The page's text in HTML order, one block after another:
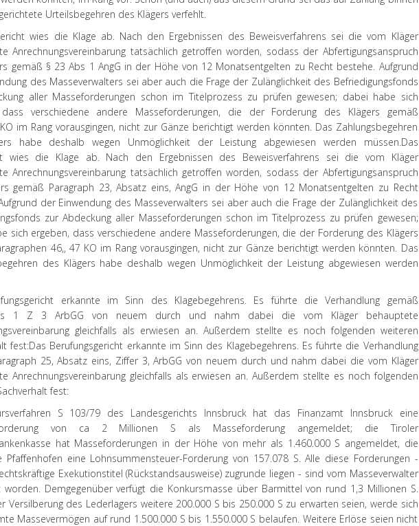
Urteilsbegehren des Klägers verfehlt.
wies die Klage ab. Nach den Ergebnissen des Beweisverfahrens sei die vom Kläger
Anrechnungsvereinbarung tatsächlich getroffen worden, sodass der Abfertigungsanspruch
gemäß § 23 Abs 1 AngG in der Höhe von 12 Monatsentgelten zu Recht bestehe. Aufgrund
des Masseverwalters sei aber auch die Frage der Zulänglichkeit des Befriedigungsfonds
aller Masseforderungen schon im Titelprozess zu prüfen gewesen; dabei habe sich
dass verschiedene andere Masseforderungen, die der Forderung des Klägers gemäß
im Rang vorausgingen, nicht zur Gänze berichtigt werden könnten. Das Zahlungsbegehren
habe deshalb wegen Unmöglichkeit der Leistung abgewiesen werden müssen.Das
wies die Klage ab. Nach den Ergebnissen des Beweisverfahrens sei die vom Kläger
Anrechnungsvereinbarung tatsächlich getroffen worden, sodass der Abfertigungsanspruch
gemäß Paragraph 23, Absatz eins, AngG in der Höhe von 12 Monatsentgelten zu Recht
der Einwendung des Masseverwalters sei aber auch die Frage der Zulänglichkeit des
zur Abdeckung aller Masseforderungen schon im Titelprozess zu prüfen gewesen;
sich ergeben, dass verschiedene andere Masseforderungen, die der Forderung des Klägers
46,, 47 KO im Rang vorausgingen, nicht zur Gänze berichtigt werden könnten. Das
des Klägers habe deshalb wegen Unmöglichkeit der Leistung abgewiesen werden
erkannte im Sinn des Klagebegehrens. Es führte die Verhandlung gemäß
1 Z 3 ArbGG von neuem durch und nahm dabei die vom Kläger behauptete
gleichfalls als erwiesen an. Außerdem stellte es noch folgenden weiteren
fest:Das Berufungsgericht erkannte im Sinn des Klagebegehrens. Es führte die Verhandlung
25, Absatz eins, Ziffer 3, ArbGG von neuem durch und nahm dabei die vom Kläger
Anrechnungsvereinbarung gleichfalls als erwiesen an. Außerdem stellte es noch folgenden
fest:
S 103/79 des Landesgerichts Innsbruck hat das Finanzamt Innsbruck eine
von ca 2 Millionen S als Masseforderung angemeldet; die Tiroler
hat Masseforderungen in der Höhe von mehr als 1.460.000 S angemeldet, die
Pfaffenhofen eine Lohnsummensteuer-Forderung von 157.078 S. Alle diese Forderungen -
Exekutionstitel (Rückstandsausweise) zugrunde liegen - sind vom Masseverwalter
worden. Demgegenüber verfügt die Konkursmasse über Barmittel von rund 1,3 Millionen S.
Versilberung des Lederlagers weitere 200.000 S bis 250.000 S zu erwarten seien, werde sich
Massevermögen auf rund 1.500.000 S bis 1.550.000 S belaufen. Weitere Erlöse seien nicht